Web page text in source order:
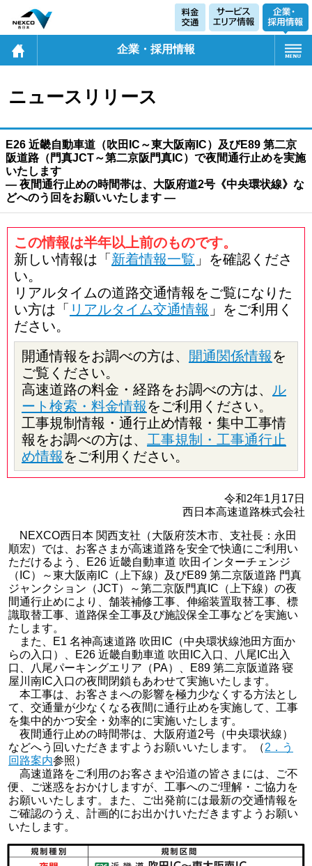
企業・採用情報
ニュースリリース
E26 近畿自動車道（吹田IC～東大阪南IC）及びE89 第二京
阪道路（門真JCT～第二京阪門真IC）で夜間通行止めを実施
いたします
― 夜間通行止めの時間帯は、大阪府道2号《中央環状線》な
どへのう回をお願いいたします ―
この情報は半年以上前のものです。
新しい情報は「 新着情報一覧 」を確認くださ
い。
リアルタイムの道路交通情報をご覧になりた
い方は「 リアルタイム交通情報 」をご利用く
ださい。
開通情報をお調べの方は、 開通関係情報を
ご覧ください。
高速道路の料金・経路をお調べの方は、 ル
ート検索・料金情報をご利用ください。
工事規制情報・通行止め情報・集中工事情
報をお調べの方は、 工事規制・工事通行止
め情報をご利用ください。
令和2年1月17日
西日本高速道路株式会社
NEXCO西日本 関西支社（大阪府茨木市、支社長：永田
順宏）では、お客さまが高速道路を安全で快適にご利用い
ただけるよう、E26 近畿自動車道 吹田インターチェンジ
（IC）～東大阪南IC（上下線）及びE89 第二京阪道路 門真
ジャンクション（JCT）～第二京阪門真IC（上下線）の夜
間通行止めにより、舗装補修工事、伸縮装置取替工事、標
識取替工事、道路保全工事及び施設保全工事などを実施い
たします。
また、E1 名神高速道路 吹田IC（中央環状線池田方面か
らの入口）、E26 近畿自動車道 吹田IC入口、八尾IC出入
口、八尾パーキングエリア（PA）、E89 第二京阪道路 寝
屋川南IC入口の夜間閉鎖もあわせて実施いたします。
本工事は、お客さまへの影響を極力少なくする方法とし
て、交通量が少なくなる夜間に通行止めを実施して、工事
を集中的かつ安全・効率的に実施いたします。
夜間通行止めの時間帯は、大阪府道2号（中央環状線）
などへう回いただきますようお願いいたします。（2．う
回路案内参照）
高速道路をご利用のお客さまや沿道の皆さまには、ご不
便、ご迷惑をおかけしますが、工事へのご理解・ご協力を
お願いいたします。また、ご出発前には最新の交通情報を
ご確認のうえ、計画的にお出かけいただきますようお願い
いたします。